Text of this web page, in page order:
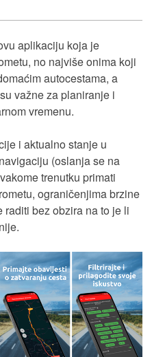
aplikaciju koja je
no najviše onima koji
autocestama, a
važne za planiranje i
vremenu.
i aktualno stanje u
(oslanja se na
trenutku primati
ograničenjima brzine
raditi bez obzira na to je li